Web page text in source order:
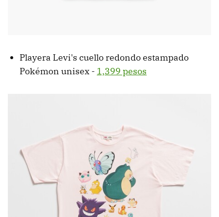
Playera Levi's cuello redondo estampado
Pokémon unisex - 1,399 pesos